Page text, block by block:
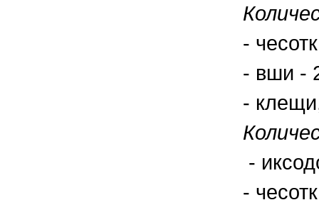
-
- вши -
-
-
-